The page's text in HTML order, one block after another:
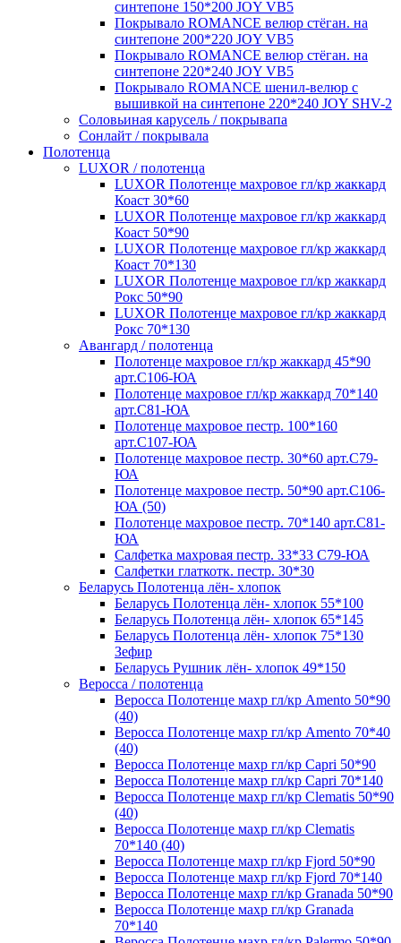
синтепоне 150*200 JOY VB5
Покрывало ROMANCE велюр стёган. на
синтепоне 200*220 JOY VB5
Покрывало ROMANCE велюр стёган. на
синтепоне 220*240 JOY VB5
Покрывало ROMANCE шенил-велюр с
вышивкой на синтепоне 220*240 JOY SHV-2
Соловьиная карусель / покрывапа
Сонлайт / покрывала
Полотенца
LUXOR / полотенца
LUXOR Полотенце махровое гл/кр жаккард
Коаст 30*60
LUXOR Полотенце махровое гл/кр жаккард
Коаст 50*90
LUXOR Полотенце махровое гл/кр жаккард
Коаст 70*130
LUXOR Полотенце махровое гл/кр жаккард
Рокс 50*90
LUXOR Полотенце махровое гл/кр жаккард
Рокс 70*130
Авангард / полотенца
Полотенце махровое гл/кр жаккард 45*90
арт.С106-ЮА
Полотенце махровое гл/кр жаккард 70*140
арт.С81-ЮА
Полотенце махровое пестр. 100*160
арт.С107-ЮА
Полотенце махровое пестр. 30*60 арт.С79-
ЮА
Полотенце махровое пестр. 50*90 арт.С106-
ЮА (50)
Полотенце махровое пестр. 70*140 арт.С81-
ЮА
Салфетка махровая пестр. 33*33 С79-ЮА
Салфетки глаткотк. пестр. 30*30
Беларусь Полотенца лён- хлопок
Беларусь Полотенца лён- хлопок 55*100
Беларусь Полотенца лён- хлопок 65*145
Беларусь Полотенца лён- хлопок 75*130
Зефир
Беларусь Рушник лён- хлопок 49*150
Веросса / полотенца
Веросса Полотенце махр гл/кр Amento 50*90
(40)
Веросса Полотенце махр гл/кр Amento 70*40
(40)
Веросса Полотенце махр гл/кр Capri 50*90
Веросса Полотенце махр гл/кр Capri 70*140
Веросса Полотенце махр гл/кр Clematis 50*90
(40)
Веросса Полотенце махр гл/кр Clematis
70*140 (40)
Веросса Полотенце махр гл/кр Fjord 50*90
Веросса Полотенце махр гл/кр Fjord 70*140
Веросса Полотенце махр гл/кр Granada 50*90
Веросса Полотенце махр гл/кр Granada
70*140